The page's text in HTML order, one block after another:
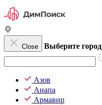
Close Выберите город
Азов
Анапа
Армавир